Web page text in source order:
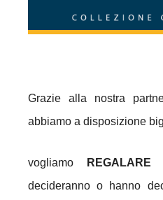
Grazie alla nostra
abbiamo a disposizione
vogliamo REGALARE
decideranno o hanno